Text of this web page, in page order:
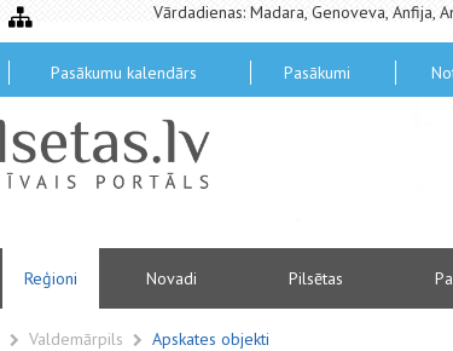
Vārdadienas: Madara, Genoveva, Anfija,
Pasākumu kalendārs Pasākumi
Reģioni Novadi Pilsētas
Valdemārpils Apskates objekti